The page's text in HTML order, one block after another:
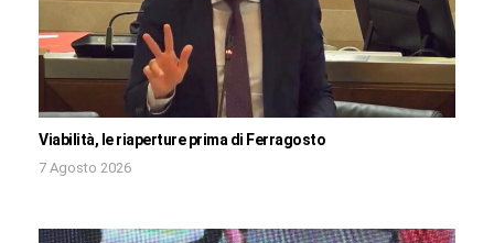
Viabilità, le riaperture prima di Ferragosto
7 Agosto 2026